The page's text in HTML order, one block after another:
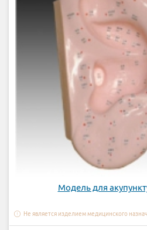
Модель для
Не является изделием медицинского